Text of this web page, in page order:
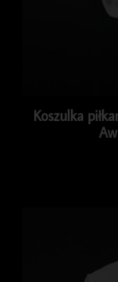
Koszulka